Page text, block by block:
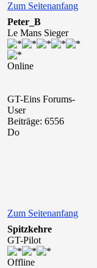
Zum Seitenanfang
Peter_B
Le Mans Sieger
Online
GT-Eins Forums-
User
Beiträge: 6556
Do
Zum Seitenanfang
Spitzkehre
GT-Pilot
Offline